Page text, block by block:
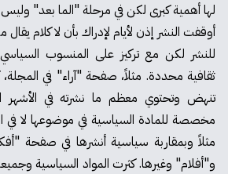
لها أهمية كبرى لكن في مرحلة "الما بعد" وليس
أوقفت النشر إذن لأيام لإدراك بأن لا كلام
للنشر لكن مع تركيز على المنسوب
ثقافية محددة. مثلاً، صفحة "آراء" في
تنهض وتحتوي معظم ما نشرته في الأشهر
مخصصة للمادة السياسية في موضوعها لا في
مثلاً وبمقاربة سياسية أنشرها في صفحة
و"أفلام" وغيرها. كثرت المواد السياسية